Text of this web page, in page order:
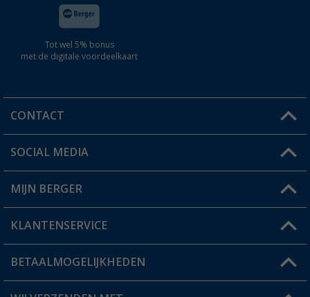
Tot wel 5% bonus
met de digitale voordeelkaart
CONTACT
Een vraag?
Winkel vinden
SOCIAL MEDIA
MIJN BERGER
Mijn account
Status bestelling
KLANTENSERVICE
FAQ & Contact
Verzendinformatie
BETAALMOGELIJKHEDEN